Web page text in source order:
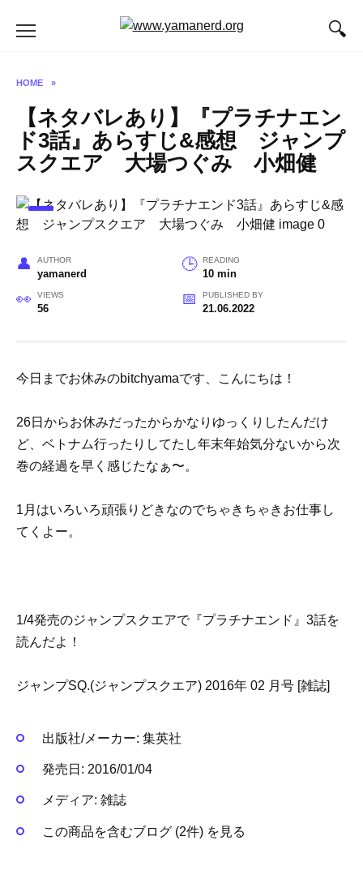
HOME »
【ネタバレあり】『プラチナエン
ド3話』あらすじ&感想 ジャンプ
スクエア 大場つぐみ 小畑健
AUTHOR
yamanerd
READING
10 min
VIEWS
56
PUBLISHED BY
21.06.2022
今日までお休みのbitchyamaです、こんにちは！
26日からお休みだったからかなりゆっくりしたんだけ
ど、ベトナム行ったりしてたし年末年始気分ないから次
巻の経過を早く感じたなぁ〜。
1月はいろいろ頑張りどきなのでちゃきちゃきお仕事し
てくよー。
1/4発売のジャンプスクエアで『プラチナエンド』3話を
読んだよ！
ジャンプSQ.(ジャンプスクエア) 2016年 02 月号 [雑誌]
出版社/メーカー: 集英社
発売日: 2016/01/04
メディア: 雑誌
この商品を含むブログ (2件) を見る